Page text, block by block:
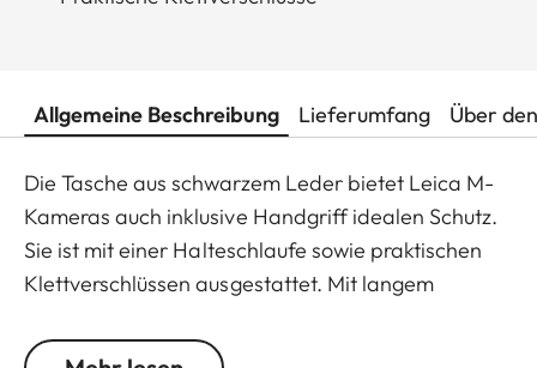
Allgemeine Beschreibung Lieferumfang Über
Die Tasche aus schwarzem Leder bietet Leica M-
Kameras auch inklusive Handgriff idealen Schutz.
Sie ist mit einer Halteschlaufe sowie praktischen
Klettverschlüssen ausgestattet. Mit langem
Objektiven bis 65 mm Durchmesser und einer